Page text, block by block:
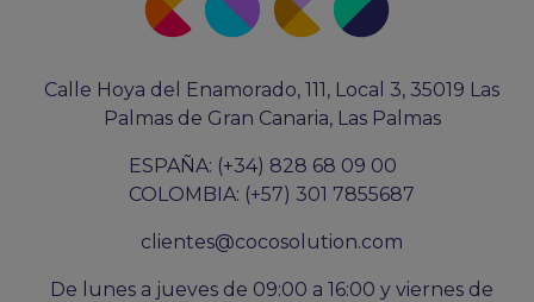
Calle Hoya del Enamorado, 111, Local 3, 35019 Las
Palmas de Gran Canaria, Las Palmas
ESPAÑA: (+34) 828 68 09 00
COLOMBIA: (+57) 301 7855687
clientes@cocosolution.com
De lunes a jueves de 09:00 a 16:00 y viernes de